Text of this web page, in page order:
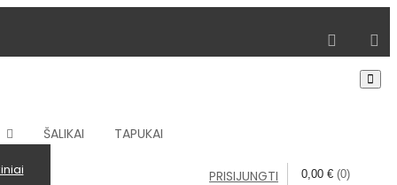
ŠALIKAI TAPUKAI
0,00 € (0)
PRISIJUNGTI